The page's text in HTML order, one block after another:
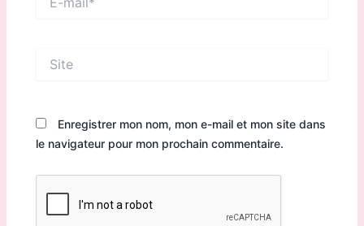
mail*
Enregistrer mon nom, mon e-mail et mon site dans
le navigateur pour mon prochain commentaire.